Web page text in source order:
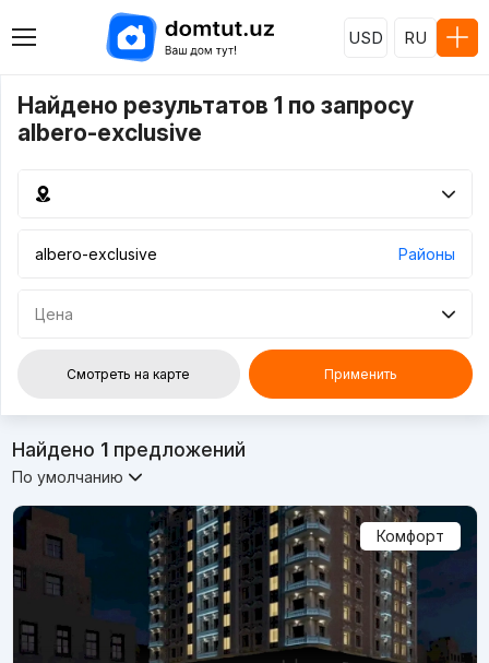
USD RU
Найдено результатов 1 по запросу
albero-exclusive
Районы
Цена
Смотреть на карте Применить
Найдено 1предложений
По умолчанию
Комфорт